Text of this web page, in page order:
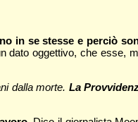
in se stesse e perciò
dato oggettivo, che esse,
dalla morte. La